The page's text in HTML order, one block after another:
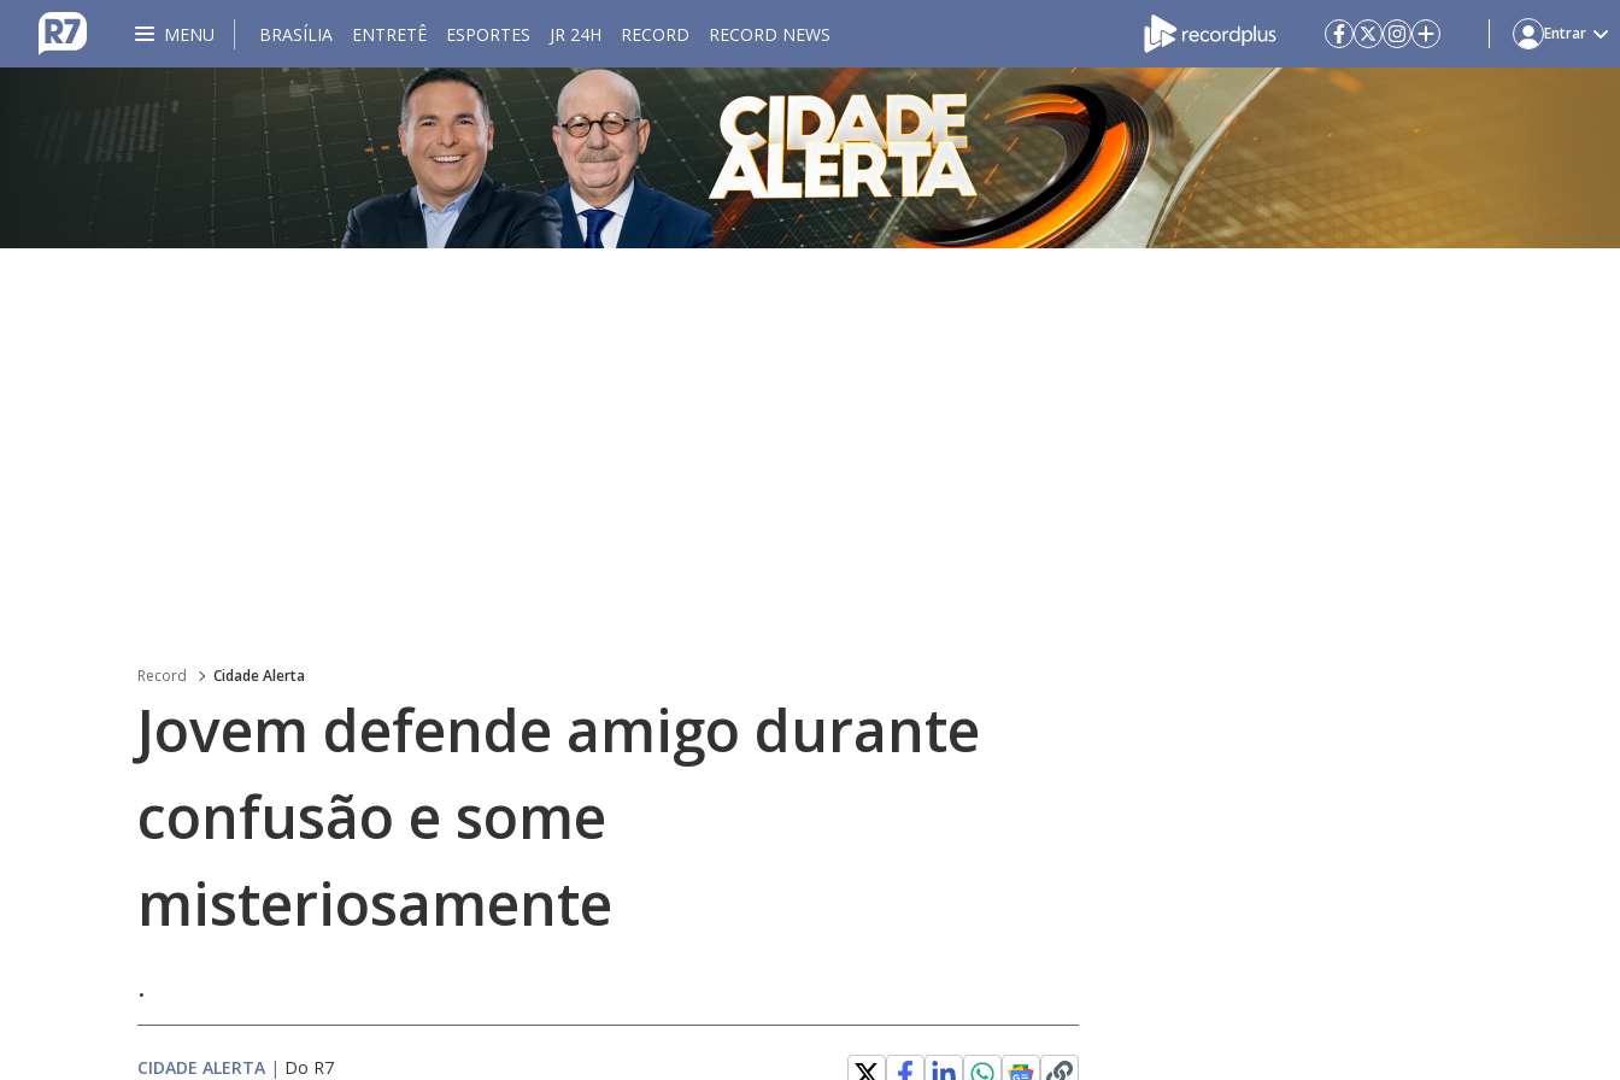
MENU BRASÍLIA ENTRETÊ ESPORTES JR 24H RECORD RECORD NEWS Entrar
Record Cidade Alerta
Jovem defende amigo durante
confusão e some
misteriosamente
.
CIDADE ALERTA | Do R7